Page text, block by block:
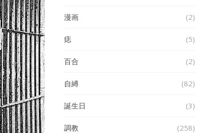
漫画 (2)
痣 (5)
百合 (2)
自縛 (82)
誕生日 (3)
調教 (258)